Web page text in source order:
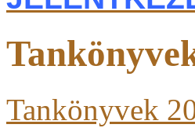
Tankönyvek